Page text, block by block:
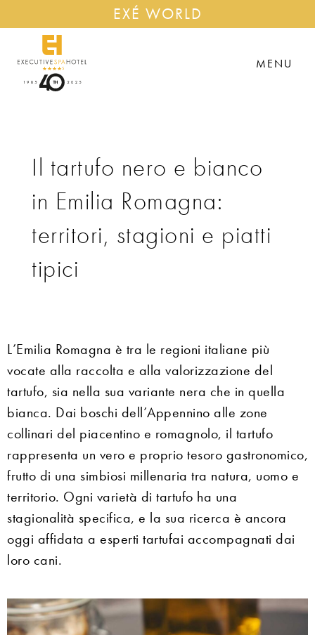
MENU
EXÉ WORLD
Il tartufo nero e bianco
in Emilia Romagna:
territori, stagioni e piatti
tipici
L’Emilia Romagna è tra le regioni italiane più
vocate alla raccolta e alla valorizzazione del
tartufo, sia nella sua variante nera che in quella
bianca. Dai boschi dell’Appennino alle zone
collinari del piacentino e romagnolo, il tartufo
rappresenta un vero e proprio tesoro gastronomico,
frutto di una simbiosi millenaria tra natura, uomo e
territorio. Ogni varietà di tartufo ha una
stagionalità specifica, e la sua ricerca è ancora
oggi affidata a esperti tartufai accompagnati dai
loro cani.